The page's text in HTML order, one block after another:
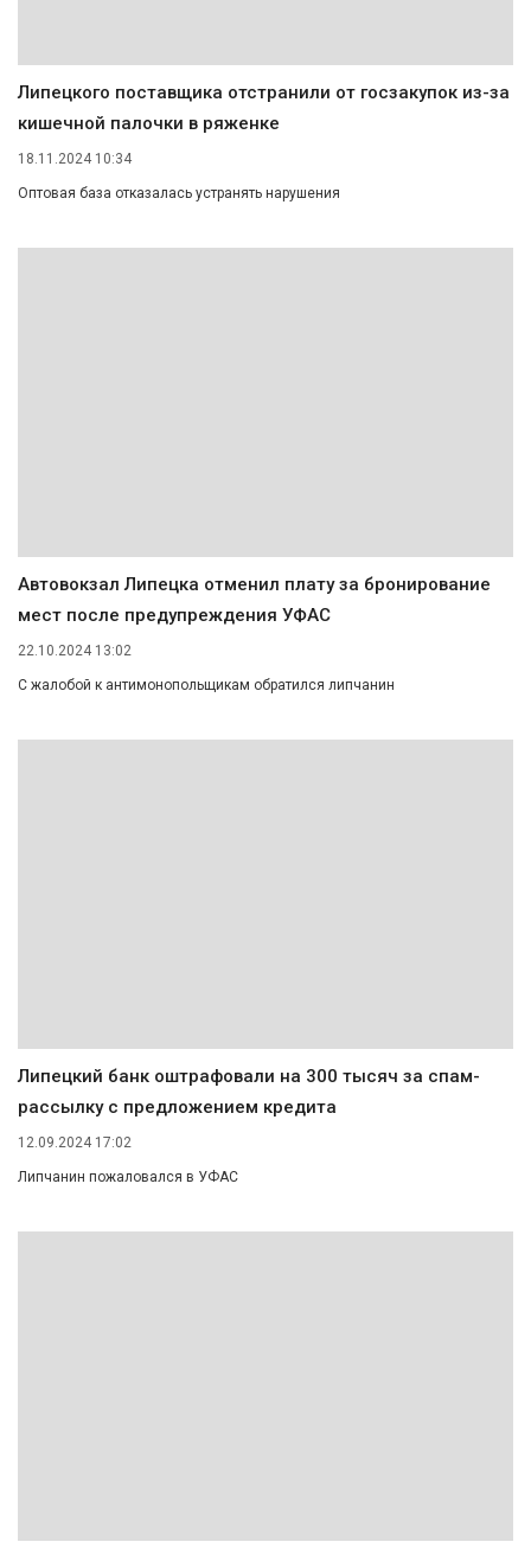
Липецкого поставщика отстранили от госзакупок из-за
кишечной палочки в ряженке
18.11.2024 10:34
Оптовая база отказалась устранять нарушения
Автовокзал Липецка отменил плату за бронирование
мест после предупреждения УФАС
22.10.2024 13:02
С жалобой к антимонопольщикам обратился липчанин
Липецкий банк оштрафовали на 300 тысяч за спам-
рассылку с предложением кредита
12.09.2024 17:02
Липчанин пожаловался в УФАС